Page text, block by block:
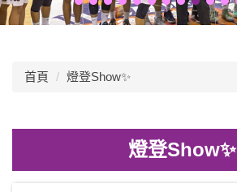
首頁 燈登Show✨
燈登Show✨